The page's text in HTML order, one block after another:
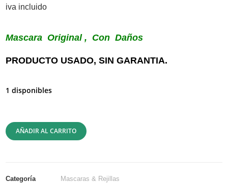
iva incluido
Mascara Original , Con Daños
PRODUCTO USADO, SIN GARANTIA.
1 disponibles
AÑADIR AL CARRITO
Categoría Mascaras & Rejillas